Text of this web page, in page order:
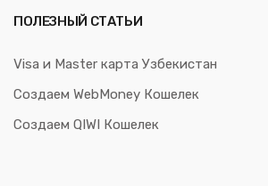
ПОЛЕЗНЫЙ СТАТЬИ
Visa и Master карта Узбекистан
Создаем WebMoney Кошелек
Создаем QIWI Кошелек